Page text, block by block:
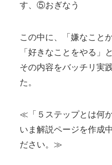
す、⑤おぎなう
この中に、「嫌なこと
「好きなことをやる」
その内容をバッチリ実
た。
≪「５ステップとは何
いま解説ページを作成
ださい。≫